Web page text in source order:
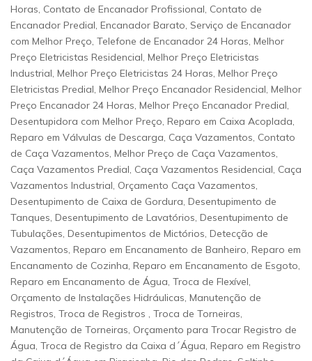
Horas, Contato de Encanador Profissional, Contato de
Encanador Predial, Encanador Barato, Serviço de Encanador
com Melhor Preço, Telefone de Encanador 24 Horas, Melhor
Preço Eletricistas Residencial, Melhor Preço Eletricistas
Industrial, Melhor Preço Eletricistas 24 Horas, Melhor Preço
Eletricistas Predial, Melhor Preço Encanador Residencial, Melhor
Preço Encanador 24 Horas, Melhor Preço Encanador Predial,
Desentupidora com Melhor Preço, Reparo em Caixa Acoplada,
Reparo em Válvulas de Descarga, Caça Vazamentos, Contato
de Caça Vazamentos, Melhor Preço de Caça Vazamentos,
Caça Vazamentos Predial, Caça Vazamentos Residencial, Caça
Vazamentos Industrial, Orçamento Caça Vazamentos,
Desentupimento de Caixa de Gordura, Desentupimento de
Tanques, Desentupimento de Lavatórios, Desentupimento de
Tubulações, Desentupimentos de Mictórios, Detecção de
Vazamentos, Reparo em Encanamento de Banheiro, Reparo em
Encanamento de Cozinha, Reparo em Encanamento de Esgoto,
Reparo em Encanamento de Água, Troca de Flexível,
Orçamento de Instalações Hidráulicas, Manutenção de
Registros, Troca de Registros , Troca de Torneiras,
Manutenção de Torneiras, Orçamento para Trocar Registro de
Água, Troca de Registro da Caixa d´Água, Reparo em Registro